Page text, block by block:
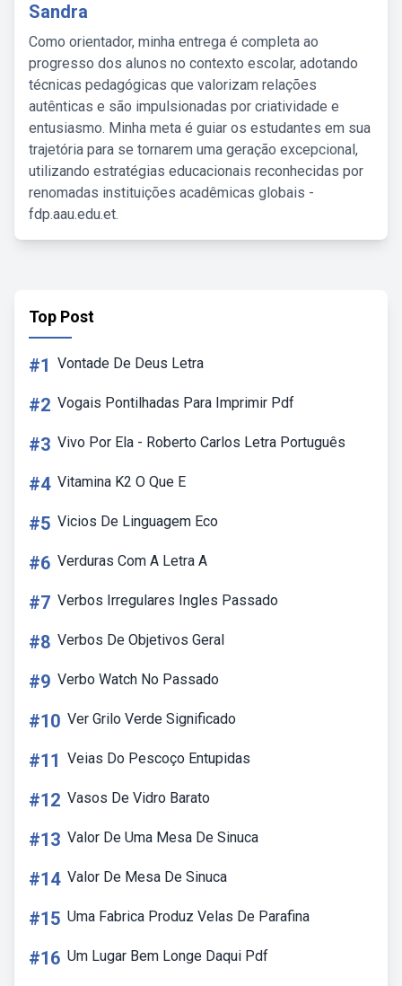
Sandra
Como orientador, minha entrega é completa ao
progresso dos alunos no contexto escolar, adotando
técnicas pedagógicas que valorizam relações
autênticas e são impulsionadas por criatividade e
entusiasmo. Minha meta é guiar os estudantes em sua
trajetória para se tornarem uma geração excepcional,
utilizando estratégias educacionais reconhecidas por
renomadas instituições acadêmicas globais -
fdp.aau.edu.et.
Top Post
#1 Vontade De Deus Letra
#2 Vogais Pontilhadas Para Imprimir Pdf
#3 Vivo Por Ela - Roberto Carlos Letra Português
#4 Vitamina K2 O Que E
#5 Vicios De Linguagem Eco
#6 Verduras Com A Letra A
#7 Verbos Irregulares Ingles Passado
#8 Verbos De Objetivos Geral
#9 Verbo Watch No Passado
#10 Ver Grilo Verde Significado
#11 Veias Do Pescoço Entupidas
#12 Vasos De Vidro Barato
#13 Valor De Uma Mesa De Sinuca
#14 Valor De Mesa De Sinuca
#15 Uma Fabrica Produz Velas De Parafina
#16 Um Lugar Bem Longe Daqui Pdf